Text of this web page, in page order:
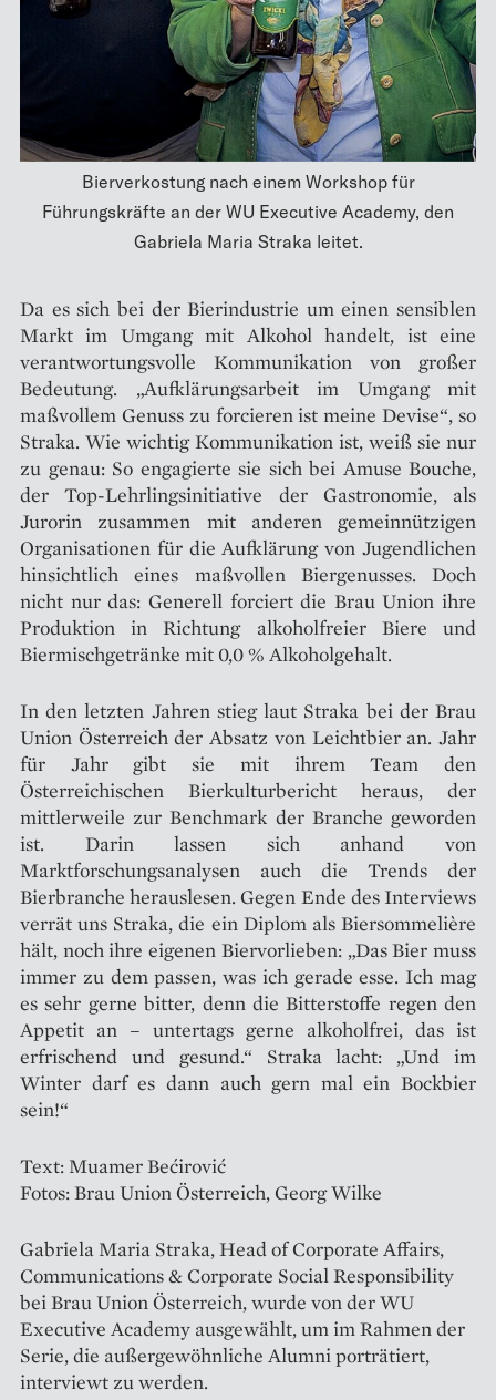
Bierverkostung nach einem Workshop für
Führungskräfte an der WU Executive Academy, den
Gabriela Maria Straka leitet.
Da es sich bei der Bierindustrie um einen sensiblen
Markt im Umgang mit Alkohol handelt, ist eine
verantwortungsvolle Kommunikation von großer
Bedeutung. „Aufklärungsarbeit im Umgang mit
maßvollem Genuss zu forcieren ist meine Devise“, so
Straka. Wie wichtig Kommunikation ist, weiß sie nur
zu genau: So engagierte sie sich bei Amuse Bouche,
der Top-Lehrlingsinitiative der Gastronomie, als
Jurorin zusammen mit anderen gemeinnützigen
Organisationen für die Aufklärung von Jugendlichen
hinsichtlich eines maßvollen Biergenusses. Doch
nicht nur das: Generell forciert die Brau Union ihre
Produktion in Richtung alkoholfreier Biere und
Biermischgetränke mit 0,0 % Alkoholgehalt.
In den letzten Jahren stieg laut Straka bei der Brau
Union Österreich der Absatz von Leichtbier an. Jahr
für Jahr gibt sie mit ihrem Team den
Österreichischen Bierkulturbericht heraus, der
mittlerweile zur Benchmark der Branche geworden
ist. Darin lassen sich anhand von
Marktforschungsanalysen auch die Trends der
Bierbranche herauslesen. Gegen Ende des Interviews
verrät uns Straka, die ein Diplom als Biersommelière
hält, noch ihre eigenen Biervorlieben: „Das Bier muss
immer zu dem passen, was ich gerade esse. Ich mag
es sehr gerne bitter, denn die Bitterstoffe regen den
Appetit an – untertags gerne alkoholfrei, das ist
erfrischend und gesund.“ Straka lacht: „Und im
Winter darf es dann auch gern mal ein Bockbier
sein!“
Text: Muamer Bećirović
Fotos: Brau Union Österreich, Georg Wilke
Gabriela Maria Straka, Head of Corporate Affairs,
Communications & Corporate Social Responsibility
bei Brau Union Österreich, wurde von der WU
Executive Academy ausgewählt, um im Rahmen der
Serie, die außergewöhnliche Alumni porträtiert,
interviewt zu werden.